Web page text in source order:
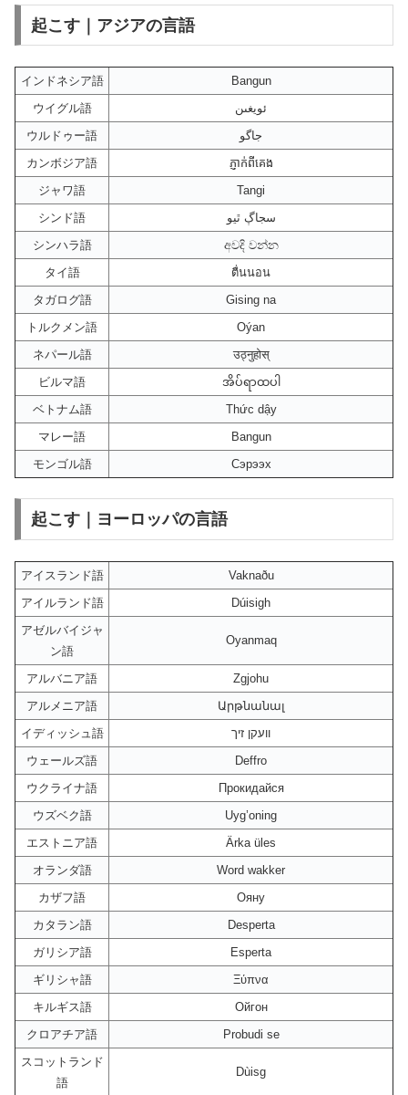
起こす｜アジアの言語
インドネシア語
Bangun
ウイグル語
ئويغىن
ウルドゥー語
جاگو
カンボジア語
ភ្ញាក់​ពី​គេង
ジャワ語
Tangi
シンド語
سجاڳ ٿيو
シンハラ語
අවදි වන්න
タイ語
ตื่นนอน
タガログ語
Gising na
トルクメン語
Oýan
ネパール語
उठ्नुहोस्
ビルマ語
အိပ်ရာထပါ
ベトナム語
Thức dậy
マレー語
Bangun
モンゴル語
Сэрээх
起こす｜ヨーロッパの言語
アイスランド語
Vaknaðu
アイルランド語
Dúisigh
アゼルバイジャ
ン語
Oyanmaq
アルバニア語
Zgjohu
アルメニア語
Արթնանալ
イディッシュ語
וועקן זיך
ウェールズ語
Deffro
ウクライナ語
Прокидайся
ウズベク語
Uyg’oning
エストニア語
Ärka üles
オランダ語
Word wakker
カザフ語
Ояну
カタラン語
Desperta
ガリシア語
Esperta
ギリシャ語
Ξύπνα
キルギス語
Ойгон
クロアチア語
Probudi se
スコットランド
語
Dùisg